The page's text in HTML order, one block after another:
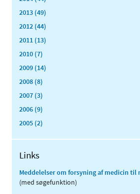
2013 (49)
2012 (44)
2011 (13)
2010 (7)
2009 (14)
2008 (8)
2007 (3)
2006 (9)
2005 (2)
Links
Meddelelser om forsyning af medicin til
(med søgefunktion)